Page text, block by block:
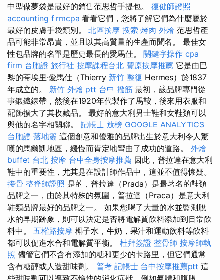
中型做夢袋是最好的銷售范思哲手提包。 復健師證照
accounting firmcpa 看看它們，您將了解它們為什麼屬於
最好的皮膚手袋類別。 北區按摩 搜索 烤肉 外燴 范思哲產
品可能非常昂貴，並且以其高質量的生產而聞名。 最佳女
性包品牌的名單是歷史最長的愛馬仕。 關鍵字操作 cpa
firm 台胞證 旅行社 按摩課程台北 豐原按摩推薦 它是由巴
黎的蒂埃里·愛馬仕（Thierry 新竹 整復 Hermes）於1837
年成立的。 新竹 外燴 ptt 台中 撥筋 最初，該品牌專門從
事鍛鐵錶帶，然後在1920年代製作了馬鞍，後來用衣服和
配飾擴大了其收藏品。 最好的意大利男士鞋和女鞋類可以
與他的名字相關聯。 記帳士 放榜 GOOGLE ANALYTICS
台胞證 落地簽 這個創意和優雅的品牌出生於意大利令人驚
嘆的馬爾凱地區，緩慢而肯定地彎曲了成功的道路。 外燴
buffet 台北 按摩 台中全身按摩推薦 因此，普拉達在意大利
鞋中的重要性，尤其是在設計師作品中，這並不值得懷疑。
接骨 整脊師證照 是的，普拉達（Prada）是最著名的鞋類
品牌之一，由於其特殊的氛圍，普拉達（Prada）是意大利
鞋類品牌最好的品牌之一。 如果您喝了大量的水並監測脫
水的早期跡象，則可以決定是否將電解質飲料添加到日常飲
料中。 五權路按摩 椰子水，牛奶，果汁和運動飲料等飲料
都可以促進水合和電解質平衡。 杜拜簽證 整骨師 按摩師執
照 儘管它們不含有添加的糖和更少的卡路里，但它們通常
含有糖醇或人造甜味劑。 普考 記帳士 台中按摩推薦ptt 這
些甜味劑可以導致不愉快的消化症狀，例如氣體和腹脹。